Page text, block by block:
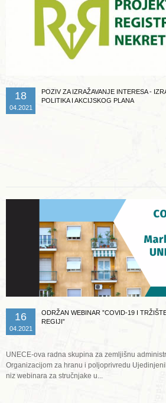
18
04.2021
POZIV ZA IZRAŽAVANJE INTERESA -
POLITIKA I AKCIJSKOG PLANA
16
04.2021
ODRŽAN WEBINAR ”COVID-19 I
REGIJI”
UNECE-ova radna skupina za zemljišnu
Organizacijom za hranu i poljoprivredu
niz webinara za stručnjake u...